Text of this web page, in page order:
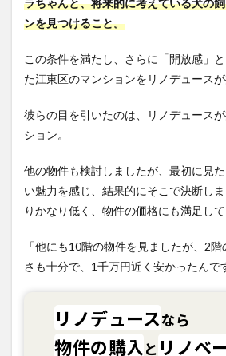
ンを見つけること。
この条件を満たし、さらに「開放感」
た江東区のマンションをリノデュースが
彼らの目を引いたのは、リノデュース
ション。
他の物件も検討しましたが、最初に見
い魅力を感じ、結果的にそこで決断し
りかなり低く、物件の価格にも満足して
「他にも10階の物件を見ましたが、2
さも十分で、1千万円近く安かったんで
リノデュースなら
物件の購入と リノベ